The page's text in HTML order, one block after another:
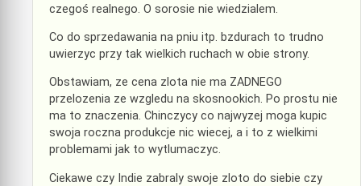
czegoś realnego. O sorosie nie wiedzialem.
Co do sprzedawania na pniu itp. bzdurach to trudno
uwierzyc przy tak wielkich ruchach w obie strony.
Obstawiam, ze cena zlota nie ma ZADNEGO
przelozenia ze wzgledu na skosnookich. Po prostu nie
ma to znaczenia. Chinczycy co najwyzej moga kupic
swoja roczna produkcje nic wiecej, a i to z wielkimi
problemami jak to wytlumaczyc.
Ciekawe czy Indie zabraly swoje zloto do siebie czy